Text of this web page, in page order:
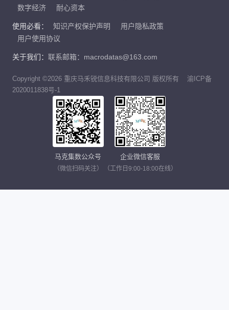
数字经济
耐心资本
使用必看： 知识产权保护声明
用户隐私政策
用户使用协议
关于我们： 联系邮箱：macrodatas@163.com
Copyright ©2026 重庆马禾锐信息科技有限公司 版权所有
渝ICP备
2020011838号-1
马克集数公众号
（微信扫码关注）
企业微信客服
（工作日9:00-18:00在线）